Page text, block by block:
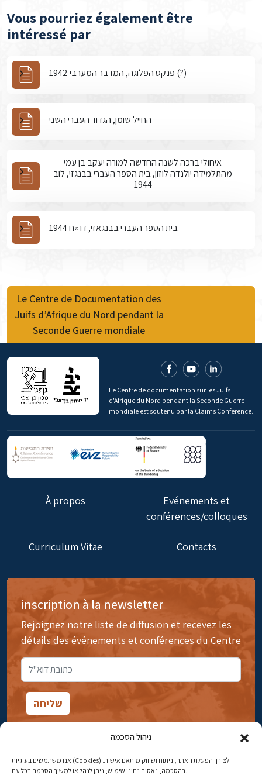
ניהול הסכמה
אנו משתמשים בעוגיות (Cookies) לצורך הפעלת האתר, ניתוח ושיווק מותאם אישית.
בהסכמה, נאסוף נתוני שימוש; ניתן לנהל או למשוך הסכמה בכל עת.
Vous pourriez également être
intéressé par
פנקס הפלוגה, המדבר המערבי 1942 (?)
החייל שומן, הגדוד העברי השני
איחולי ברכה לשנה החדשה למורה יעקב בן עמי
מהתלמידה יולנדה לוזון, בית הספר העברי בבנגזי, לוב
1944
בית הספר העברי בבנגאזי, דו »ח 1944
Le Centre de Documentation des
Juifs d’Afrique du Nord pendant la
Seconde Guerre mondiale
Le Centre de documentation sur les Juifs
d'Afrique du Nord pendant la Seconde Guerre
mondiale est soutenu par la Claims Conference.
À propos
Evénements et
conférences/colloques
Curriculum Vitae Contacts
inscription à la newsletter
Rejoignez notre liste de diffusion et recevez les
détails des événements et conférences du Centre
14rue Ibn Gavirol, Rehavia, Jérusalem